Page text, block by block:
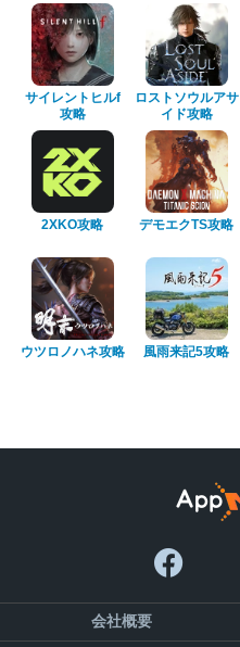
サイレントヒルf
攻略
ロストソウルアサ
イド攻略
2XKO攻略 デモエクTS攻略
ウツロノハネ攻略 風雨来記5攻略
会社概要